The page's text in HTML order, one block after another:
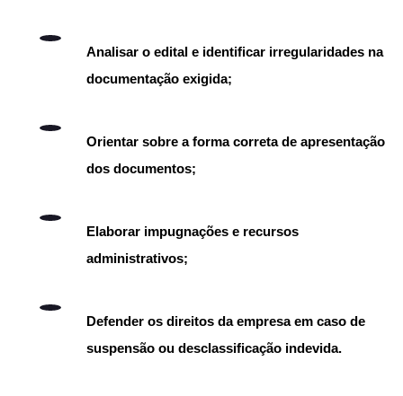
Analisar o edital e identificar irregularidades na
documentação exigida;
Orientar sobre a forma correta de apresentação
dos documentos;
Elaborar impugnações e recursos
administrativos;
Defender os direitos da empresa em caso de
suspensão ou desclassificação indevida.